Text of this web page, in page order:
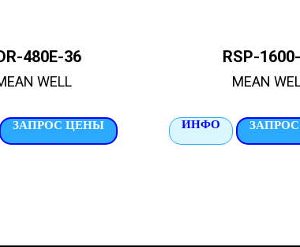
480E-36
WELL
ЗАПРОС ЦЕНЫ
RSP-
MEAN
ИНФО